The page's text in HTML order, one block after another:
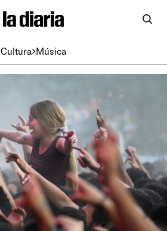
Cultura Música